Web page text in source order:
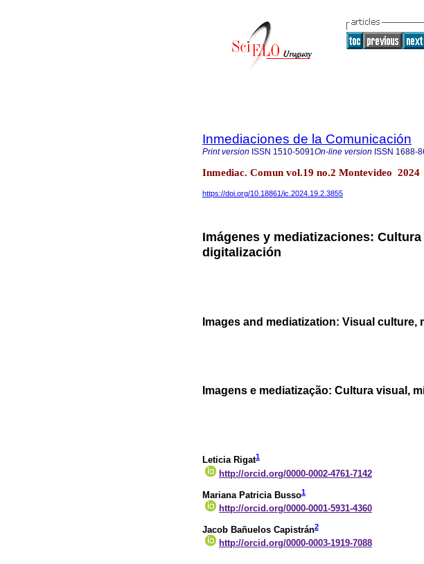
Inmediaciones de la Comunicación
Print version ISSN 1510-5091On-line version ISSN 1688-
Inmediac. Comun vol.19 no.2 Montevideo 2024
https://doi.org/10.18861/ic.2024.19.2.3855
Imágenes y mediatizaciones:
digitalización
Images and mediatization: Visual culture,
Imagens e mediatização: Cultura visual,
Leticia Rigat1
http://orcid.org/0000-0002-4761-7142
Mariana Patricia Busso1
http://orcid.org/0000-0001-5931-4360
Jacob Bañuelos Capistrán2
http://orcid.org/0000-0003-1919-7088